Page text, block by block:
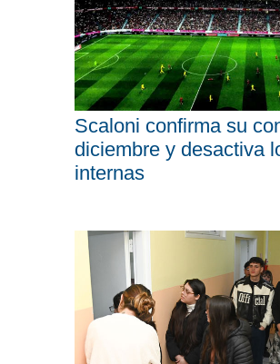
Scaloni confirma su
diciembre y desactiva
internas